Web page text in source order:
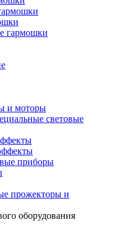
гармошки
и моторы
световые
приборы
прожекторы и
оборудования